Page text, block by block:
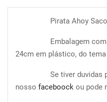
Pirata Ahoy
Embalagem
24cm em plástico, do
Se tiver duvidas
nosso faceboock ou pode